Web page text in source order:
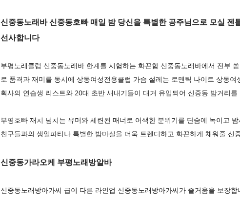
신중동노래바 신중동호빠 매일 밤 당신을 특별한 공주님으로 모실
선사합니다
부평노래클럽 신중동노래바 한계를 시험하는 화끈함 신중동노래바에서 전부
로 품격과 재미를 동시에 상동여성전용클럽 가슴 설레는 로맨틱 나이트 상동
획사의 연습생 리스트와 20대 초반 새내기들이 대거 유입되어 신중동 밤거리
부평호빠 재치 넘치는 유머와 세련된 매너로 어색한 분위기를 단숨에 녹이고
친구들과의 생일파티나 특별한 밤마실을 더욱 트렌디하고 화끈하게 채워줄 신
신중동가라오케 부평노래방알바
신중동노래방아가씨 급이 다른 라인업 신중동노래방아가씨가 즐거움을 보장